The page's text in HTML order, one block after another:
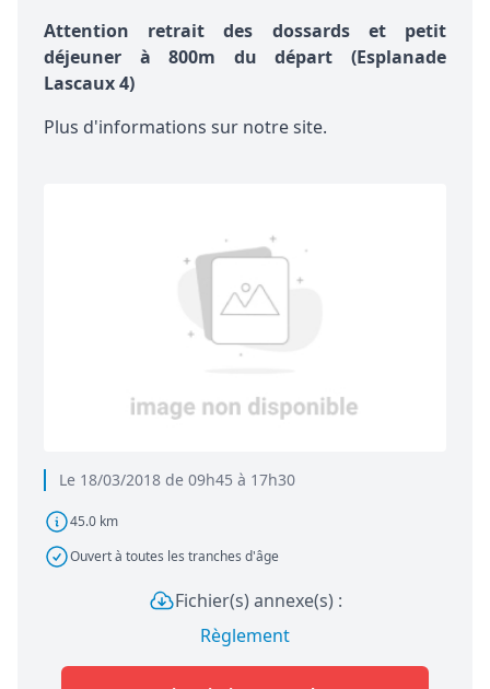
Le 18/03/2018 de 09h45 à 17h30
45.0 km
Ouvert à toutes les tranches d'âge
Attention retrait des dossards et petit
déjeuner à 800m du départ (Esplanade
Lascaux 4)
Plus d'informations sur notresite.
Fichier(s) annexe(s) :
Règlement